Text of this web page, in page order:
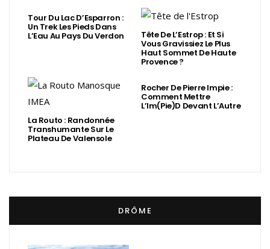
Tour Du Lac D’Esparron :
Un Trek Les Pieds Dans
L’Eau Au Pays Du Verdon Tête De L’Estrop : Et Si
Vous Gravissiez Le Plus
Haut Sommet De Haute
Provence ?
La Routo : Randonnée
Transhumante Sur Le
Plateau De Valensole
Rocher De Pierre Impie :
Comment Mettre
L’Im(Pie)d Devant L’Autre
DRÔME